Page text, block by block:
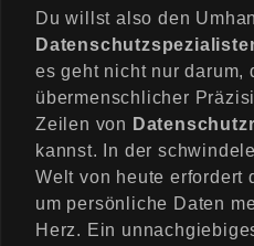
Du willst also den
es geht nicht nur darum,
übermenschlicher
Zeilen von
kannst. In der
Welt von heute erfordert
um persönliche Daten
Herz. Ein